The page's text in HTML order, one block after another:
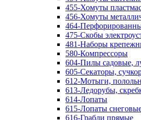
455-Хомуты
456-Хомуты
464-
475-Скобы
481-Наборы
580-Компрессоры
604-Пилы садовые,
605-Секаторы,
612-Мотыги,
613-Ледорубы,
614-Лопаты
615-Лопаты
616-Грабли прямые